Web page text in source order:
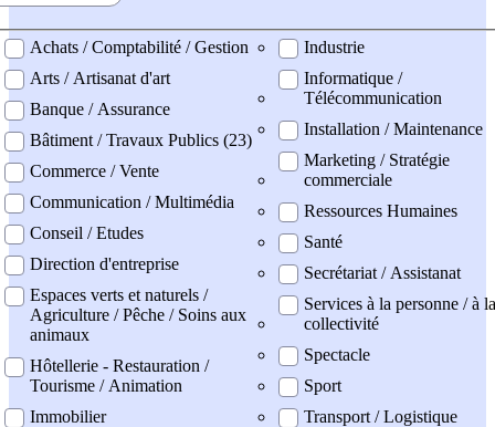
professionel
Achats / Comptabilité / Gestion
Arts / Artisanat d'art
Banque / Assurance
Bâtiment / Travaux Publics (23)
Commerce / Vente
Communication / Multimédia
Conseil / Etudes
Direction d'entreprise
Espaces verts et naturels /
Agriculture / Pêche / Soins aux
animaux
Hôtellerie - Restauration /
Tourisme / Animation
Immobilier
Industrie
Informatique /
Télécommunication
Installation / Maintenance
Marketing / Stratégie
commerciale
Ressources Humaines
Santé
Secrétariat / Assistanat
Services à la personne / à la
collectivité
Spectacle
Sport
Transport / Logistique